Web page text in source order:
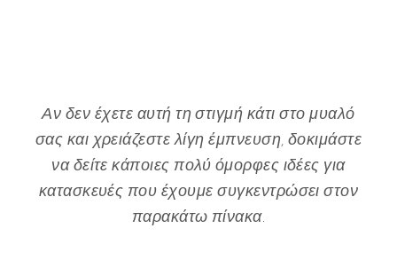
Αν δεν έχετε αυτή τη στιγμή κάτι στο μυαλό
σας και χρειάζεστε λίγη έμπνευση, δοκιμάστε
να δείτε κάποιες πολύ όμορφες ιδέες για
κατασκευές που έχουμε συγκεντρώσει στον
παρακάτω πίνακα.